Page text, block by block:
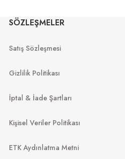
ZEISS
SÖZLEŞMELER
Satış Sözleşmesi
Gizlilik Politikası
İptal & İade Şartları
Kişisel Veriler Politikası
ETK Aydınlatma Metni